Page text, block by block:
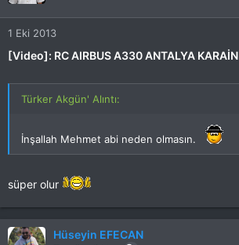
1 Eki 2013
[Video]: RC AIRBUS A330 ANTALYA KARAİN
Türker Akgün' Alıntı:
İnşallah Mehmet abi neden olmasın.
süper olur
Hüseyin EFECAN